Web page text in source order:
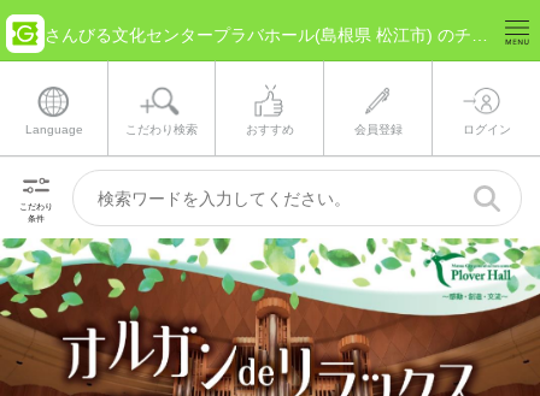
Language こだわり検索 おすすめ 会員登録 ログイン
こだわり
条件